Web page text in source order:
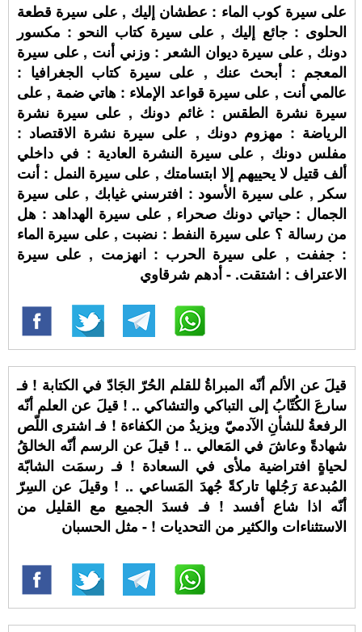
على سيرة كوب الماء : عطشان إليك , على سيرة قطعة
الحلوى : جائع إليك , على سيرة كتاب النحو : مكسور
دونك , على سيرة ديوان الشعر : وزني أنت , على سيرة
المعجم : أبحث عنك , على سيرة كتاب الجغرافيا :
عالمي أنت , على سيرة قواعد الإملاء : هاتي ضمة , على
سيرة نشرة الطقس : غائم دونك , على سيرة نشرة
الرياضة : مهزوم دونك , على سيرة نشرة الاقتصاد :
مفلس دونك , على سيرة النشرة العادية : في داخلي
ألف قتيل لا يحييهم إلا ابتسامتك , على سيرة النمل : أنت
سكر , على سيرة الأسود : افترسني غيابك , على سيرة
الجمال : حياتي دونك صحراء , على سيرة الهداهد : هل
من رسالة ؟ على سيرة النفط : نضبت , على سيرة الماء
: جففت , على سيرة الحرب : انهزمت , على سيرة
الاعتراف : اشتقت. - أدهم شرقاوي
قيلَ عن الألم أنّه المبراةُ للقلم الحُرّ الجَادّ في الكتابة ! فـ
سارعَ الكُتّابُ إلى التباكي والتشاكي .. ! قيلَ عن العلم أنّه
الرفعةُ للشأنِ الآدميّ ويزيدُ من الكفاءة ! فـ اشترى اللّص
شهادةً وعاشَ في المَعالي .. ! قيلَ عن الرسم أنّه الخالقُ
لحياةٍ افتراضية ملأى في السعادة ! فـ رسمَت الشابّة
المُبدعة رَجُلها تاركةً جُهدَ المَساعي .. ! وقيلَ عن السِرّ
أنّه اذا شاع أفسد ! فـ فسدَ الجميع مع القليل من
الاستثناءات والكثير من التحديات ! - مثل الحسبان